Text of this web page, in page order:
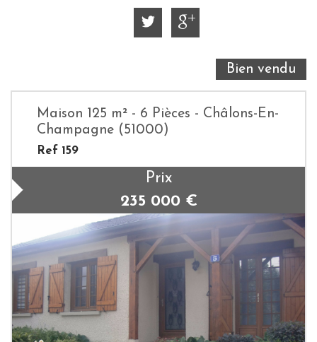
Bien vendu
Maison 125 m² - 6 Pièces - Châlons-En-
Champagne (51000)
Ref 159
Prix
235 000 €